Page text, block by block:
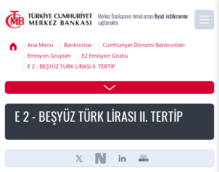
Merkez Bankasının temel amacıfiyat istikrarını
sağlamaktır.
Ana Menü Banknotlar
Cumhuriyet Dönemi Banknotları
Emisyon Grupları
E2 Emisyon Grubu
E 2 - BEŞYÜZ TÜRK LİRASI II. TERTİP
E 2 - BEŞYÜZ TÜRK LİRASI II. TERTİP